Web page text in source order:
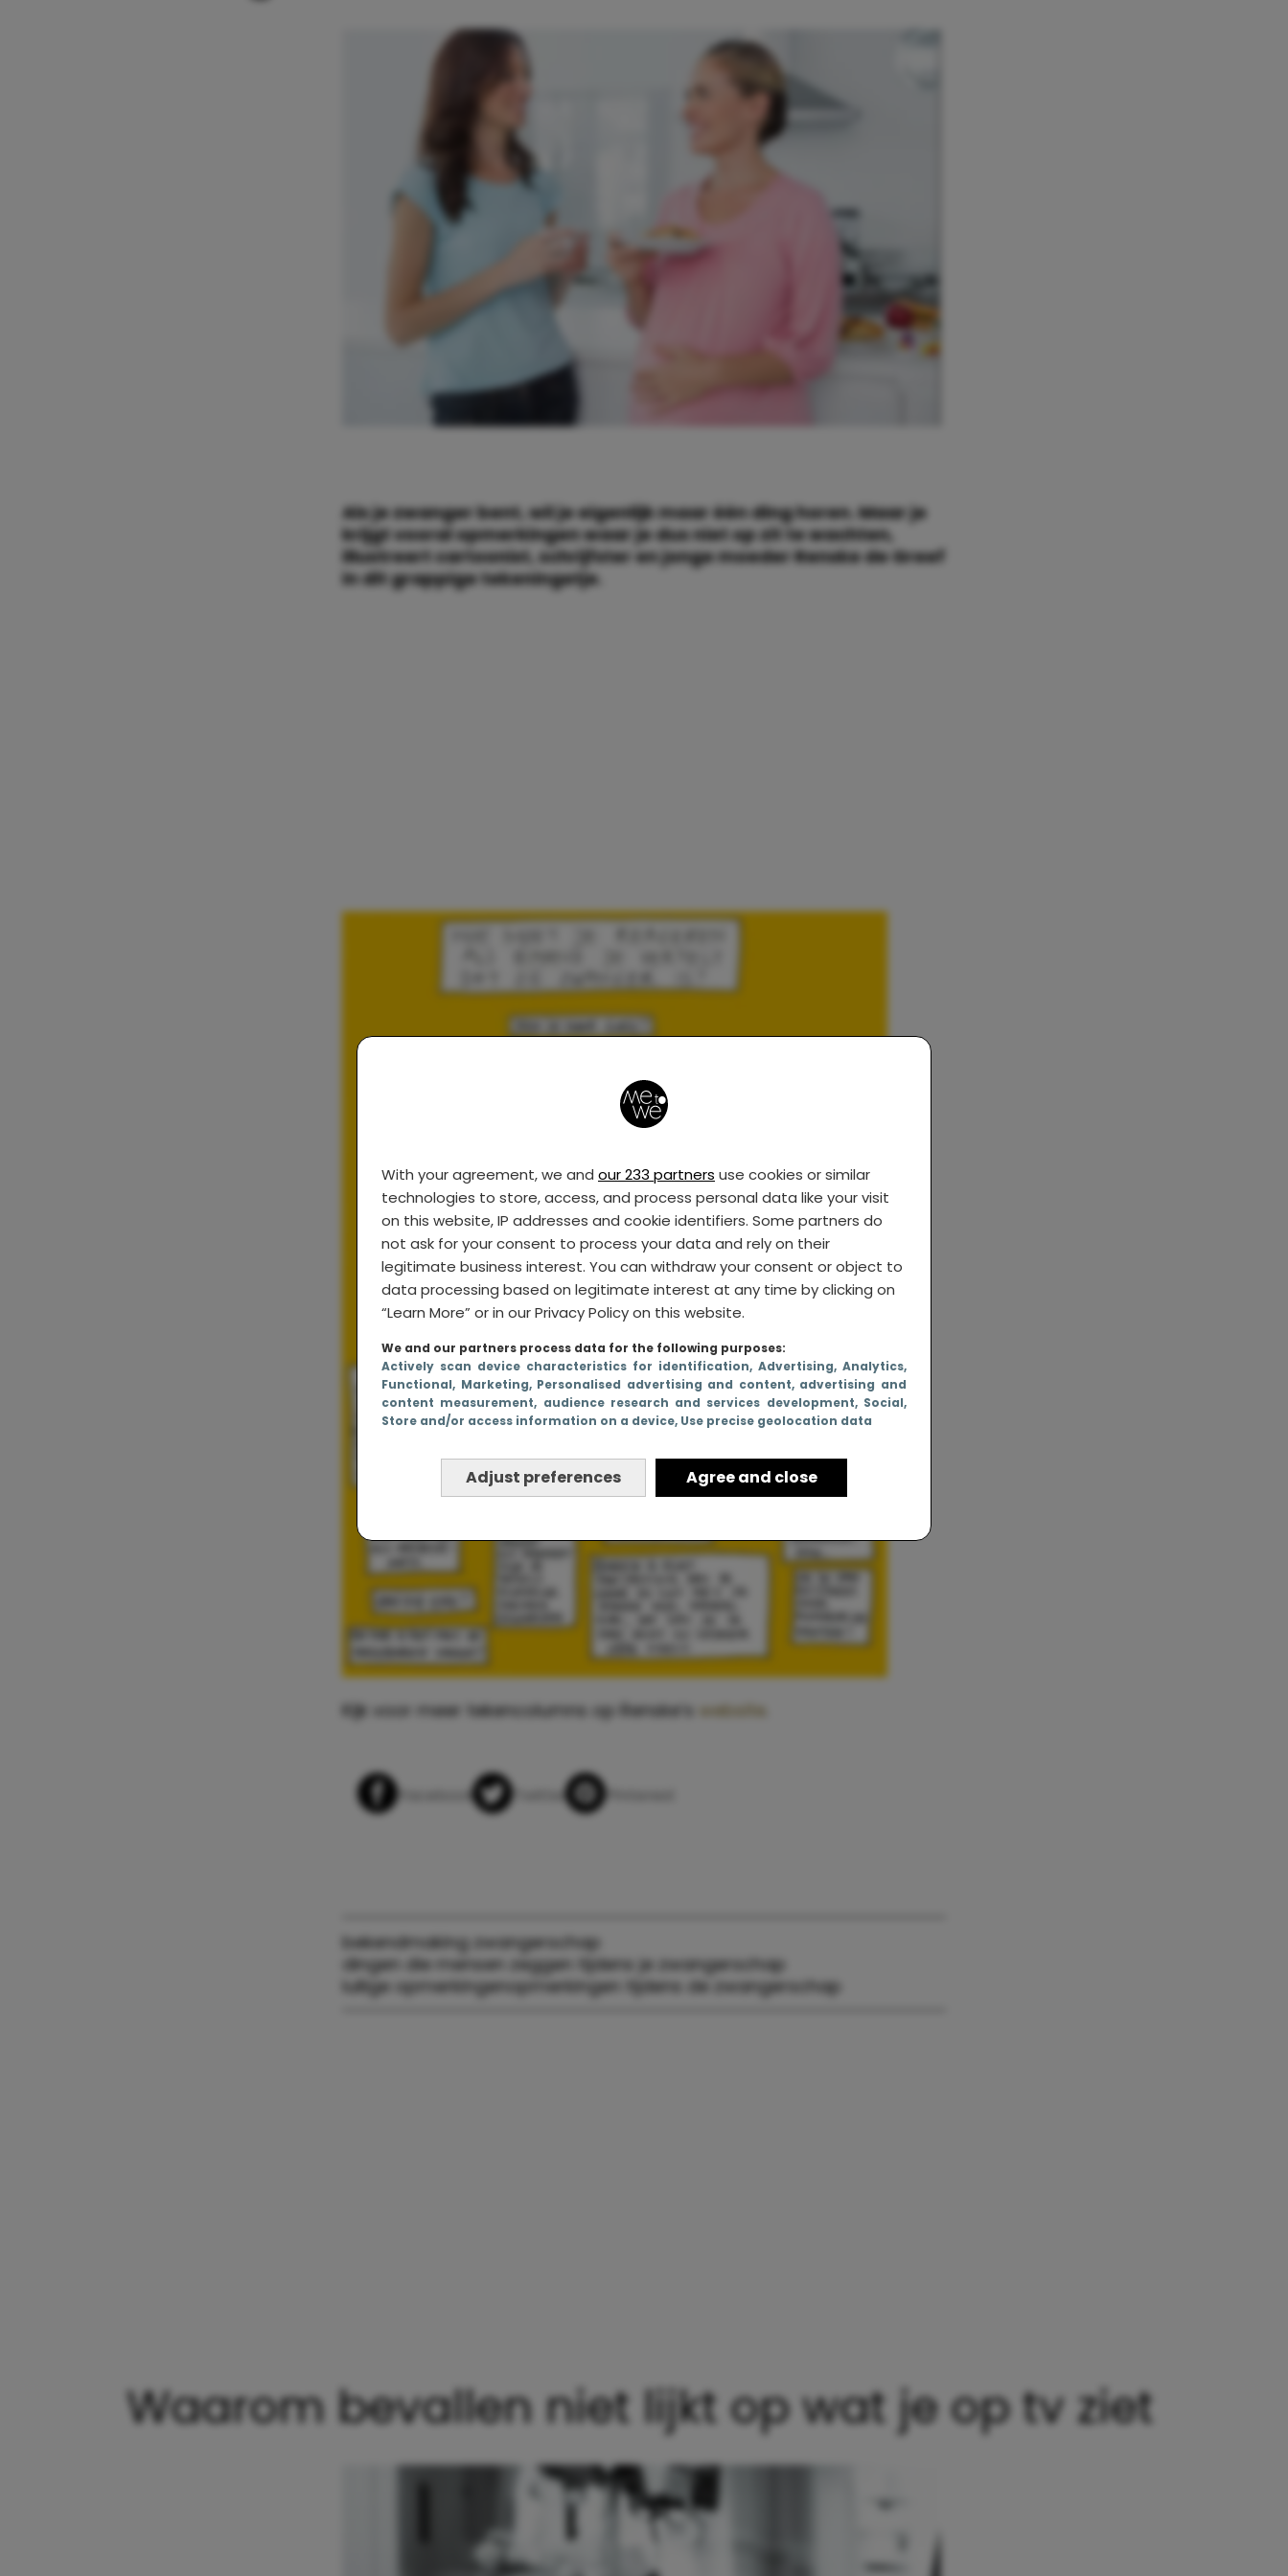
With your agreement, we and our 233 partners use cookies or similar
technologies to store, access, and process personal data like your visit
on this website, IP addresses and cookie identifiers. Some partners do
not ask for your consent to process your data and rely on their
legitimate business interest. You can withdraw your consent or object to
data processing based on legitimate interest at any time by clicking on
“Learn More” or in our Privacy Policy on this website.
We and our partners process data for the following purposes:
Actively scan device characteristics for identification, Advertising, Analytics,
Functional, Marketing, Personalised advertising and content, advertising and
content measurement, audience research and services development, Social,
Store and/or access information on a device, Use precise geolocation data
Adjust preferences Agree and close
Als je zwanger bent, wil je eigenlijk maar één ding horen. Maar je
krijgt vooral opmerkingen waar je dus niet op zit te wachten,
illustreert cartoonist, schrijfster en jonge moeder Renske de Greef
in dit grappige tekeningetje.
Kijk voor meer tekencolumns op Renske’s website
Whatsapp
bekendmaking zwangerschap
dingen die mensen zeggen tijdens je zwangerschap
lullige opmerkingenopmerkingen tijdens de zwangerschap
Waarom bevallen niet lijkt op wat je op tv ziet